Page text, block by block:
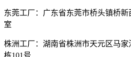
东莞工厂：广东省东莞市桥头镇桥新
室
株洲工厂：湖南省株洲市天元区马家
栋101号